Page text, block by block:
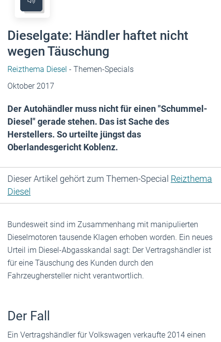
Dieselgate: Händler haftet nicht
wegen Täuschung
Reizthema Diesel - Themen-Specials
Oktober 2017
Der Autohändler muss nicht für einen "Schummel-
Diesel" gerade stehen. Das ist Sache des
Herstellers. So urteilte jüngst das
Oberlandesgericht Koblenz.
Dieser Artikel gehört zum Themen-Special Reizthema
Diesel
Bundesweit sind im Zusammenhang mit manipulierten
Dieselmotoren tausende Klagen erhoben worden. Ein neues
Urteil im Diesel-Abgasskandal sagt: Der Vertragshändler ist
für eine Täuschung des Kunden durch den
Fahrzeughersteller nicht verantwortlich.
Der Fall
Ein Vertragshändler für Volkswagen verkaufte 2014 einen